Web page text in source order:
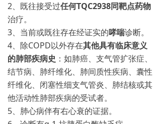
2、既往接受过任何TQC2938同靶点药物
治疗。
3、当前或既往存在经证实的哮喘诊断。
4、除COPD以外存在其他具有临床意义
的肺部疾病史 ：如肺癌、支气管扩张症、
结节病、肺纤维化、肺间质性疾病、囊性
纤维化、闭塞性细支气管炎、肺结核或其
他活动性肺部疾病的受试者。
5、肺心病伴有右心衰的证据。